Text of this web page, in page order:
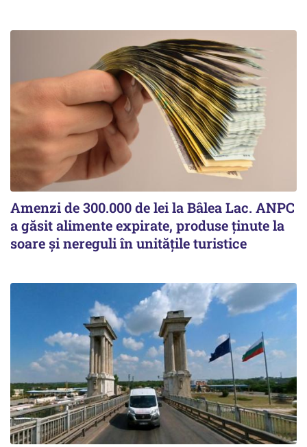
Amenzi de 300.000 de lei la Bâlea Lac. ANPC
a găsit alimente expirate, produse ținute la
soare și nereguli în unitățile turistice